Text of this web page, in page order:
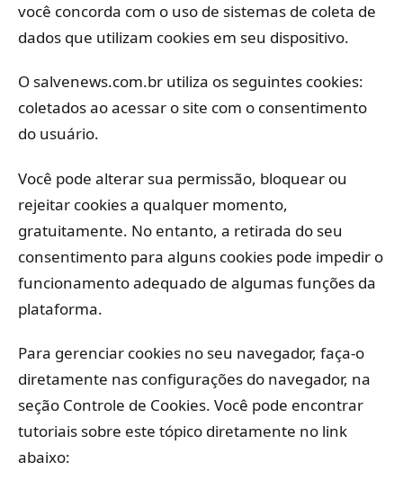
você concorda com o uso de sistemas de coleta de
dados que utilizam cookies em seu dispositivo.
O salvenews.com.br utiliza os seguintes cookies:
coletados ao acessar o site com o consentimento
do usuário.
Você pode alterar sua permissão, bloquear ou
rejeitar cookies a qualquer momento,
gratuitamente. No entanto, a retirada do seu
consentimento para alguns cookies pode impedir o
funcionamento adequado de algumas funções da
plataforma.
Para gerenciar cookies no seu navegador, faça-o
diretamente nas configurações do navegador, na
seção Controle de Cookies. Você pode encontrar
tutoriais sobre este tópico diretamente no link
abaixo: